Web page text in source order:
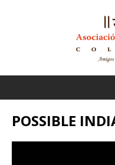
POSSIBLE